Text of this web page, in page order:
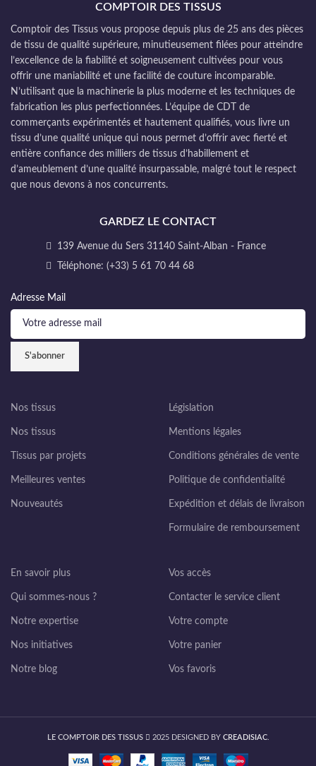
COMPTOIR DES TISSUS
Comptoir des Tissus vous propose depuis plus de 25 ans des pièces
de tissu de qualité supérieure, minutieusement filées pour atteindre
l’excellence de la fiabilité et soigneusement cultivées pour vous
offrir une maniabilité et une facilité de couture incomparable.
N’utilisant que la machinerie la plus moderne et les techniques de
fabrication les plus perfectionnées. L’équipe de CDT de
commerçants expérimentés et hautement qualifiés, vous livre un
tissu d’une qualité unique qui nous permet d’offrir avec fierté et
entière confiance des milliers de tissus d’habillement et
d’ameublement d’une qualité insurpassable, malgré tout le respect
que nous devons à nos concurrents.
GARDEZ LE CONTACT
139 Avenue du Sers 31140 Saint-Alban - France
Téléphone: (+33) 5 61 70 44 68
Adresse Mail
Nos tissus
Nos tissus
Tissus par projets
Meilleures ventes
Nouveautés
Législation
Mentions légales
Conditions générales de vente
Politique de confidentialité
Expédition et délais de livraison
Formulaire de remboursement
En savoir plus
Qui sommes-nous ?
Notre expertise
Nos initiatives
Notre blog
Vos accès
Contacter le service client
Votre compte
Votre panier
Vos favoris
LE COMPTOIR DES TISSUS 2025 DESIGNED BY CREADISIAC.